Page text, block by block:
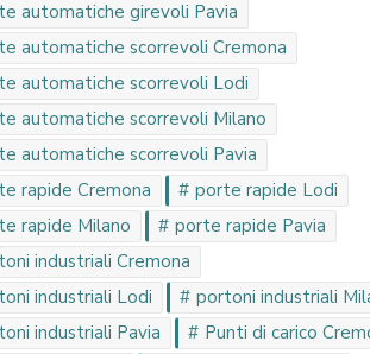
automatiche girevoli Pavia
automatiche scorrevoli Cremona
automatiche scorrevoli Lodi
automatiche scorrevoli Milano
automatiche scorrevoli Pavia
rapide Cremona
porte rapide Lodi
rapide Milano
porte rapide Pavia
industriali Cremona
industriali Lodi
portoni industriali
industriali Pavia
Punti di carico